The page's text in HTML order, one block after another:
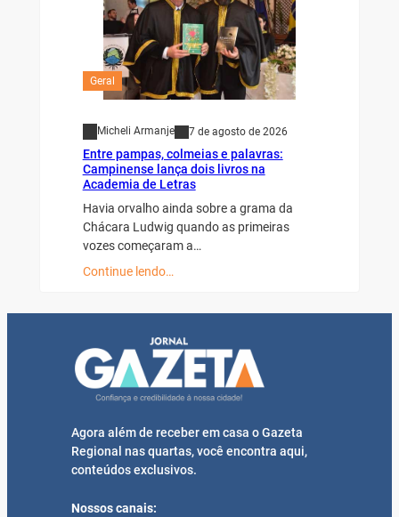
Geral
Micheli Armanje 7 de agosto de 2026
Entre pampas, colmeias e palavras:
Campinense lança dois livros na
Academia de Letras
Havia orvalho ainda sobre a grama da
Chácara Ludwig quando as primeiras
vozes começaram a…
Continue lendo…
Agora além de receber em casa o Gazeta
Regional nas quartas, você encontra aqui,
conteúdos exclusivos.
Nossos canais: